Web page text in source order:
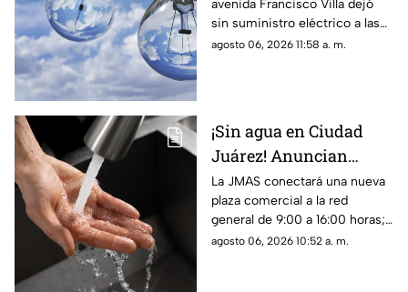
explosión de
transformador
avenida Francisco Villa dejó
sin suministro eléctrico a las
colonias Altavista, Insurgentes
agosto 06, 2026 11:58 a. m.
¡Sin agua en Ciudad
Juárez! Anuncian
suspensión del servicio
para este viernes 7 de
agosto
La JMAS conectará una nueva
plaza comercial a la red
general de 9:00 a 16:00 horas;
habrá baja presión, suspensión
agosto 06, 2026 10:52 a. m.